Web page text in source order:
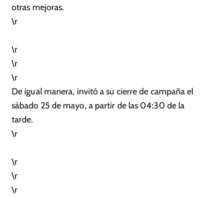
otras mejoras.
\r
\r
\r
\r
De igual manera, invitó a su cierre de campaña el
sábado 25 de mayo, a partir de las 04:30 de la
tarde.
\r
\r
\r
\r